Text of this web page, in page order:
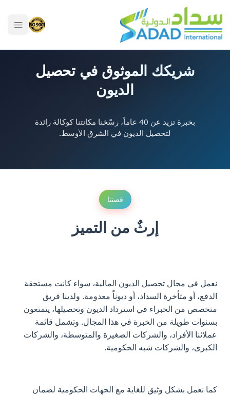
شريكك الموثوق في تحصيل
الديون
بخبرة تزيد عن 40 عاماً، رسّخنا مكانتنا كوكالة رائدة
لتحصيل الديون في الشرق الأوسط.
قصتنا
إرثٌ من التميز
نعمل في مجال تحصيل الديون المالية، سواء كانت مستحقة
الدفع، أو متأخرة السداد، أو ديوناً معدومة. ولدينا فريق
متخصص من الخبراء في استرداد الديون وتحصيلها، يتمتعون
بسنوات طويلة من الخبرة في هذا المجال. وتشمل قائمة
عملائنا الأفراد، والشركات الصغيرة والمتوسطة، والشركات
الكبرى، والشركات شبه الحكومية.
كما نعمل بشكل وثيق للغاية مع الجهات الحكومية لضمان